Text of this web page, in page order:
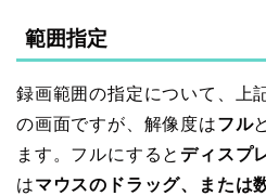
範囲指定
録画範囲の指定について、上
の画面ですが、解像度はフルと
ます。フルにするとディスプ
はマウスのドラッグ、または